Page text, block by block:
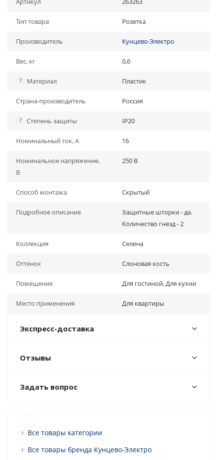
Тип товара Розетка
Производитель Кунцево-Электро
Вес, кг 0,6
? Материал Пластик
Страна-производитель Россия
? Степень защиты IP20
Номинальный ток, А 16
Номинальное напряжение,
В
250 В
Способ монтажа Скрытый
Подробное описание
Защитные шторки - да.
Количество гнезд - 2
Коллекция Селена
Оттенок Слоновая кость
Помещение Для гостиной, Для кухни
Место применения Для квартиры
Экспресс-доставка
Отзывы
Задать вопрос
Все товары категории
Все товары бренда Кунцево-Электро